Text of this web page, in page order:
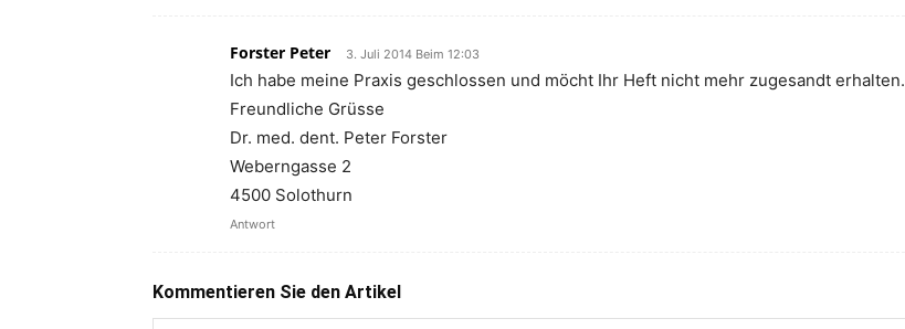
Forster Peter 3. Juli 2014 Beim 12:03
Ich habe meine Praxis geschlossen und möcht Ihr Heft nicht mehr zugesandt erhalten.
Freundliche Grüsse
Dr. med. dent. Peter Forster
Weberngasse 2
4500 Solothurn
Antwort
Kommentieren Sie den Artikel